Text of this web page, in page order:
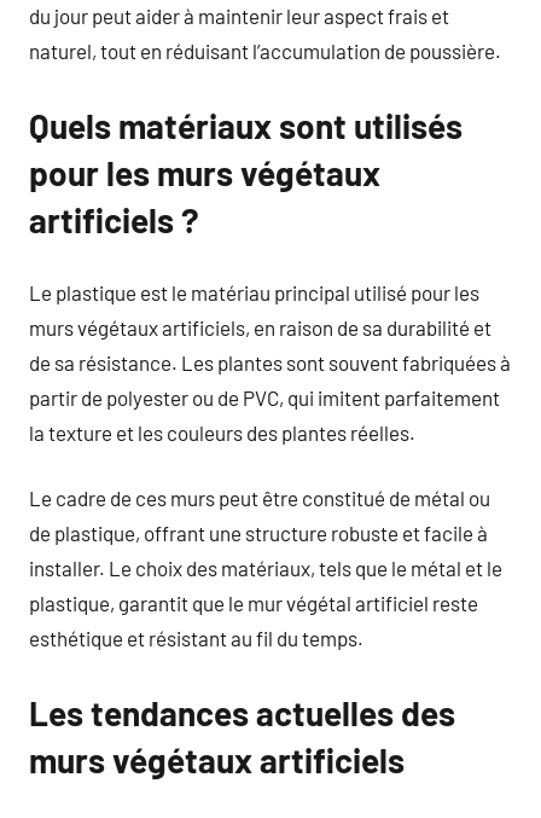
du jour peut aider à maintenir leur aspect frais et
naturel, tout en réduisant l’accumulation de poussière.
Quels matériaux sont utilisés
pour les murs végétaux
artificiels ?
Le plastique est le matériau principal utilisé pour les
murs végétaux artificiels, en raison de sa durabilité et
de sa résistance. Les plantes sont souvent fabriquées à
partir de polyester ou de PVC, qui imitent parfaitement
la texture et les couleurs des plantes réelles.
Le cadre de ces murs peut être constitué de métal ou
de plastique, offrant une structure robuste et facile à
installer. Le choix des matériaux, tels que le métal et le
plastique, garantit que le mur végétal artificiel reste
esthétique et résistant au fil du temps.
Les tendances actuelles des
murs végétaux artificiels